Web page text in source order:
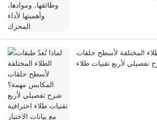
المختلفة لأسطح حلقات
لأربع تقنيات طلاء